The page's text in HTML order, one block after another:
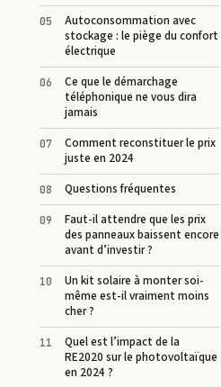
Autoconsommation avec
stockage : le piège du confort
électrique
Ce que le démarchage
téléphonique ne vous dira
jamais
Comment reconstituer le prix
juste en 2024
Questions fréquentes
Faut-il attendre que les prix
des panneaux baissent encore
avant d’investir ?
Un kit solaire à monter soi-
même est-il vraiment moins
cher ?
Quel est l’impact de la
RE2020 sur le photovoltaïque
en 2024 ?